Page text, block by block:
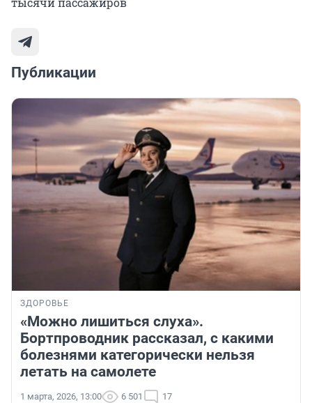
Публикации
ЗДОРОВЬЕ
«Можно лишиться слуха».
Бортпроводник рассказал, с какими
болезнями категорически нельзя
летать на самолете
1 марта, 2026, 13:00 6 501 17